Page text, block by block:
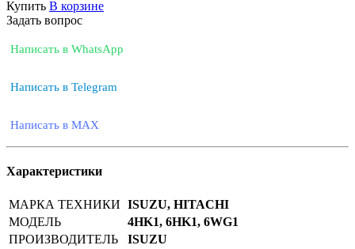
Купить В корзине
Задать вопрос
Написать в WhatsApp
Написать в Telegram
Написать в MAX
Характеристики
МАРКА ТЕХНИКИ ISUZU, HITACHI
МОДЕЛЬ
4HK1, 6HK1, 6WG1
ПРОИЗВОДИТЕЛЬ
ISUZU